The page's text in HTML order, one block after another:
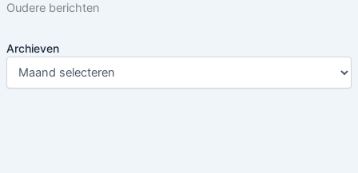
Oudere berichten
Archieven